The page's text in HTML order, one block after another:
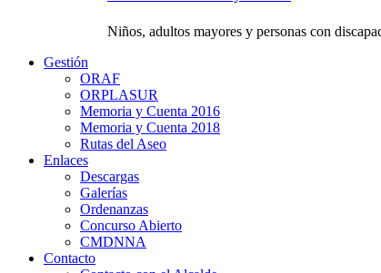
Niños, adultos mayores y personas con
Gestión
ORAF
ORPLASUR
Memoria y Cuenta 2016
Memoria y Cuenta 2018
Rutas del Aseo
Enlaces
Descargas
Galerías
Ordenanzas
Concurso Abierto
CMDNNA
Contacto